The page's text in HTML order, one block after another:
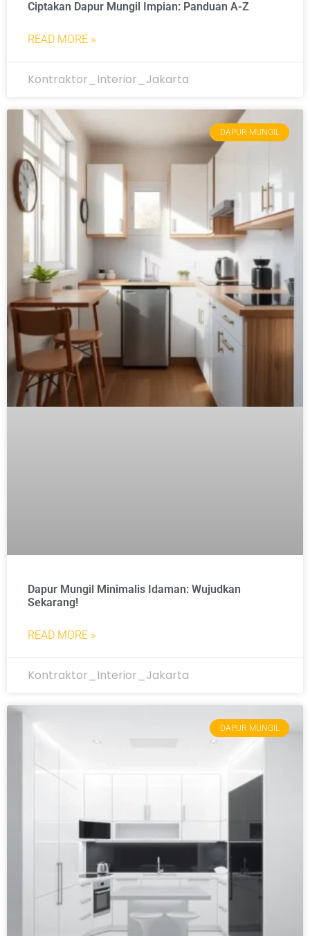
Ciptakan Dapur Mungil Impian: Panduan A-Z
READ MORE »
Kontraktor_Interior_Jakarta
DAPUR MUNGIL
Dapur Mungil Minimalis Idaman: Wujudkan
Sekarang!
READ MORE »
Kontraktor_Interior_Jakarta
DAPUR MUNGIL